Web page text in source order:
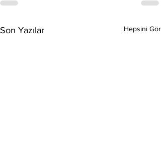
Son Yazılar Hepsini Gör